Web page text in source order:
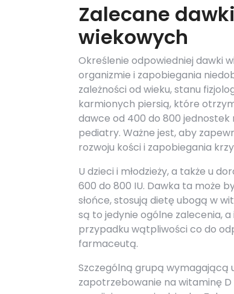
Zalecane
wiekowych
Określenie odpowiedniej dawki
organizmie i zapobiegania
zależności od wieku, stanu
karmionych piersią, które
dawce od 400 do 800 jednostek
pediatry. Ważne jest, aby
rozwoju kości i zapobiegania
U dzieci i młodzieży, a także u
600 do 800 IU. Dawka ta może
słońce, stosują dietę ubogą w
są to jedynie ogólne zalecenia,
przypadku wątpliwości co do
farmaceutą.
Szczególną grupą wymagającą
zapotrzebowanie na witaminę